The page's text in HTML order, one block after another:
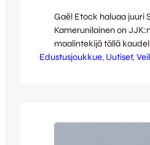
Gaël Etock haluaa juuri
Kamerunilainen on
maalintekijä tällä
Etockia HIFK-ottelun
tultava Harjulle – vaikka
Edustusjoukkue, Uutiset,